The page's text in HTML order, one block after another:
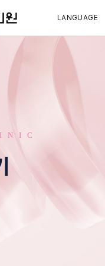
LANGUAGE